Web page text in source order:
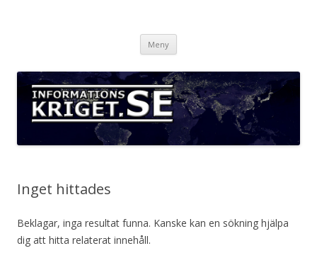
Meny
Inget hittades
Beklagar, inga resultat funna. Kanske kan en sökning hjälpa
dig att hitta relaterat innehåll.